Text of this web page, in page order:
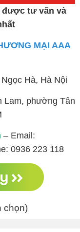
được tư vấn và
MẠI AAA
Hà, Hà Nội
Lam, phường Tân
– Email:
0936 223 118
chọn)